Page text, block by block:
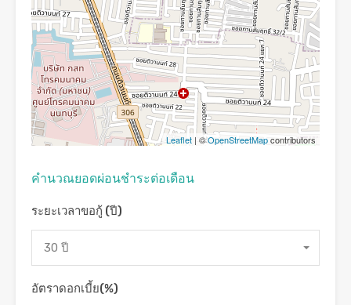
Leaflet | ©OpenStreetMapcontributors
คํานวณยอดผ่อนชําระต่อเดือน
ระยะเวลาขอกู้ (ปี)
30 ปี
อัตราดอกเบี้ย(%)